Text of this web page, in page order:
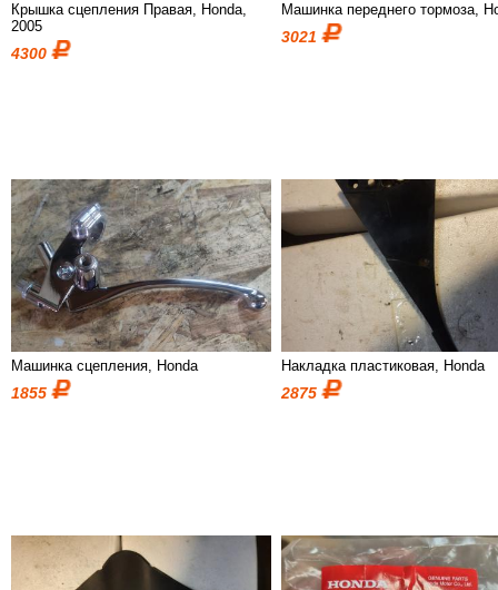
Крышка сцепления Правая, Honda,
2005
4300
Машинка переднего тормоза,
3021
Машинка сцепления, Honda
1855
Накладка пластиковая, Honda
2875